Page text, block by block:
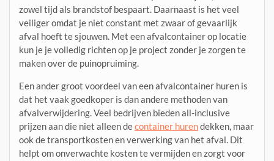
zowel tijd als brandstof bespaart. Daarnaast is het veel
veiliger omdat je niet constant met zwaar of gevaarlijk
afval hoeft te sjouwen. Met een afvalcontainer op locatie
kun je je volledig richten op je project zonder je zorgen te
maken over de puinopruiming.
Een ander groot voordeel van een afvalcontainer huren is
dat het vaak goedkoper is dan andere methoden van
afvalverwijdering. Veel bedrijven bieden all-inclusive
prijzen aan die niet alleen decontainer hurendekken, maar
ook de transportkosten en verwerking van het afval. Dit
helpt om onverwachte kosten te vermijden en zorgt voor